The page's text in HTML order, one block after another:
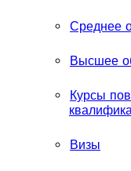
Среднее
Высшее
Курсы
Визы